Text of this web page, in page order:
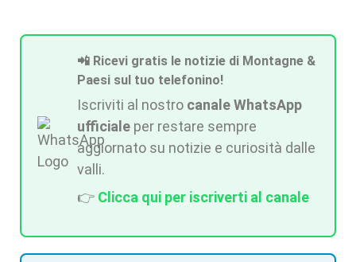
📲 Ricevi gratis le notizie di Montagne &
Paesi sul tuo telefonino!
Iscriviti al nostro canale WhatsApp
ufficiale per restare sempre
aggiornato su notizie e curiosità dalle
valli.
👉 Clicca qui per iscriverti al canale